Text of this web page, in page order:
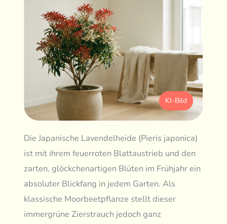
KI-Bild
Die Japanische Lavendelheide (Pieris japonica)
ist mit ihrem feuerroten Blattaustrieb und den
zarten, glöckchenartigen Blüten im Frühjahr ein
absoluter Blickfang in jedem Garten. Als
klassische Moorbeetpflanze stellt dieser
immergrüne Zierstrauch jedoch ganz